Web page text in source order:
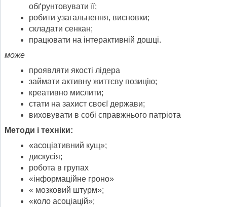
обґрунтовувати її;
робити узагальнення, висновки;
складати сенкан;
працювати на інтерактивній дошці.
може
проявляти якості лідера
займати активну життєву позицію;
креативно мислити;
стати на захист своєї держави;
виховувати в собі справжнього патріота
Методи і техніки:
«асоціативний кущ»;
дискусія;
робота в групах
«інформаційне гроно»
« мозковий штурм»;
«коло асоціацій»;